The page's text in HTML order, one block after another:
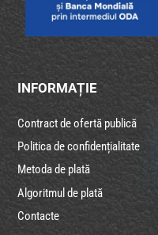
INFORMAȚIE
Contract de ofertă publică
Politica de confidențialitate
Metoda de plată
Algoritmul de plată
Contacte